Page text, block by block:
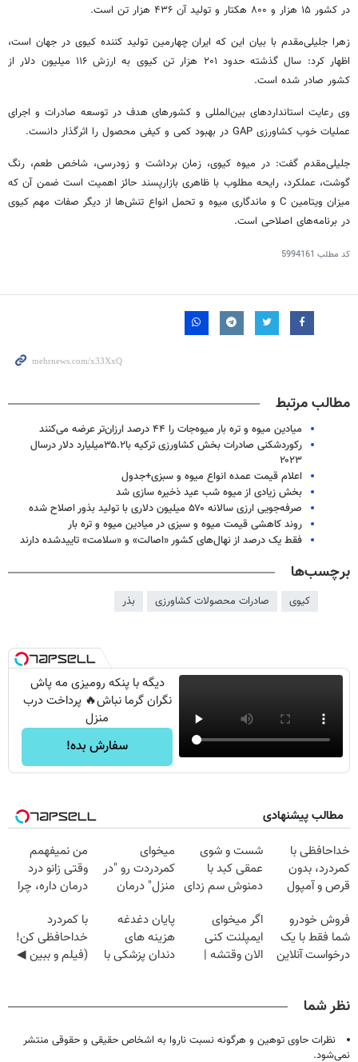
در کشور ۱۵ هزار و ۸۰۰ هکتار و تولید آن ۴۳۶ هزار تن است.
زهرا جلیلی‌مقدم با بیان این که ایران چهارمین تولید کننده کیوی در جهان است،
اظهار کرد: سال گذشته حدود ۲۰۱ هزار تن کیوی به ارزش ۱۱۶ میلیون دلار از
کشور صادر شده است.
وی رعایت استانداردهای بین‌المللی و کشورهای هدف در توسعه صادرات و اجرای
عملیات خوب کشاورزی GAP در بهبود کمی و کیفی محصول را اثرگذار دانست.
جلیلی‌مقدم گفت: در میوه کیوی، زمان برداشت و زودرسی، شاخص طعم، رنگ
گوشت، عملکرد، رایحه مطلوب با ظاهری بازارپسند حائز اهمیت است ضمن آن که
میزان ویتامین C و ماندگاری میوه و تحمل انواع تنش‌ها از دیگر صفات مهم کیوی
در برنامه‌های اصلاحی است.
کد مطلب 5994161
مطالب مرتبط
میادین میوه و تره بار میوه‌جات را ۴۴ درصد ارزان‌تر عرضه می‌کنند
رکوردشکنی صادرات بخش کشاورزی ترکیه با۳۵.۲میلیارد دلار درسال
۲۰۲۳
اعلام قیمت عمده انواع میوه و سبزی+جدول
بخش زیادی از میوه شب عید ذخیره سازی شد
صرفه‌جویی ارزی سالانه ۵۷۰ میلیون دلاری با تولید بذور اصلاح شده
روند کاهشی قیمت میوه و سبزی در میادین میوه و تره بار
فقط یک درصد از نهال‌های کشور «اصالت» و «سلامت» تاییدشده دارند
برچسب‌ها
کیوی صادرات محصولات کشاورزی بذر
دیگه با پنکه رومیزی مه پاش
نگران گرما نباش🔥 پرداخت درب
منزل
سفارش بده!
مطالب پیشنهادی
خداحافظی با
کمردرد، بدون
قرص و آمپول
شست و شوی
عمقی کبد با
دمنوش سم زدای
میخوای
کمردردت رو "در
منزل" درمان
◂پرسش‌نامه)
من نمیفهمم
وقتی زانو درد
درمان داره، چرا
تحمل میکنی؟❗
فروش خودرو
شما فقط با یک
درخواست آنلاین
اگر میخوای
ایمپلنت کنی
الان وقتشه |
پایان دغدغه
هزینه های
دندان پزشکی با
با کمردرد
خداحافظی کن!
(فیلم و ببین ◀
نظر شما
نظرات حاوی توهین و هرگونه نسبت ناروا به اشخاص حقیقی و حقوقی منتشر
نمی‌شود.